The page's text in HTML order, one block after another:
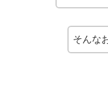
そんな